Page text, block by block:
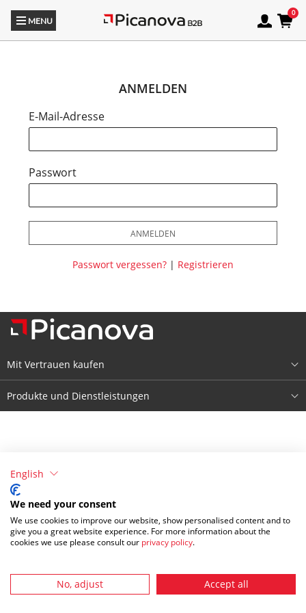
MENU
ANMELDEN
E-Mail-Adresse
Passwort
ANMELDEN
Passwort vergessen? | Registrieren
Mit Vertrauen kaufen
Über Picanova
Datenschutzerklärung
Produkte und Dienstleistungen
Anmelden
English
We need your consent
We use cookies to improve our website, show personalised content and to
give you a great website experience. For more information about the
cookies we use please consult our privacy policy.
No, adjust Accept all